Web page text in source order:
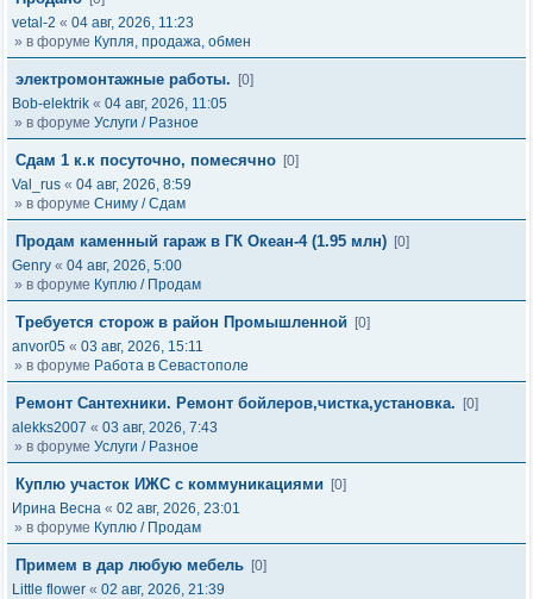
vetal-2 « 04 авг, 2026, 11:23
» в форуме Купля, продажа, обмен
электромонтажные работы.
[0]
Bob-elektrik « 04 авг, 2026, 11:05
» в форуме Услуги / Разное
Сдам 1 к.к посуточно, помесячно [0]
Val_rus « 04 авг, 2026, 8:59
» в форуме Сниму / Сдам
Продам каменный гараж в ГК Океан-4 (1.95 млн) [0]
Genry « 04 авг, 2026, 5:00
» в форуме Куплю / Продам
Требуется сторож в район Промышленной
[0]
anvor05 « 03 авг, 2026, 15:11
» в форуме Работа в Севастополе
Ремонт Сантехники. Ремонт бойлеров,чистка,установка.
[0]
alekks2007 « 03 авг, 2026, 7:43
» в форуме Услуги / Разное
Куплю участок ИЖС с коммуникациями
[0]
Ирина Весна « 02 авг, 2026, 23:01
» в форуме Куплю / Продам
Примем в дар любую мебель [0]
Little flower « 02 авг, 2026, 21:39